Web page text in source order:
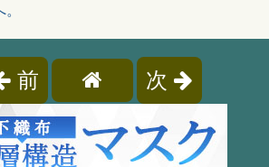
前 次